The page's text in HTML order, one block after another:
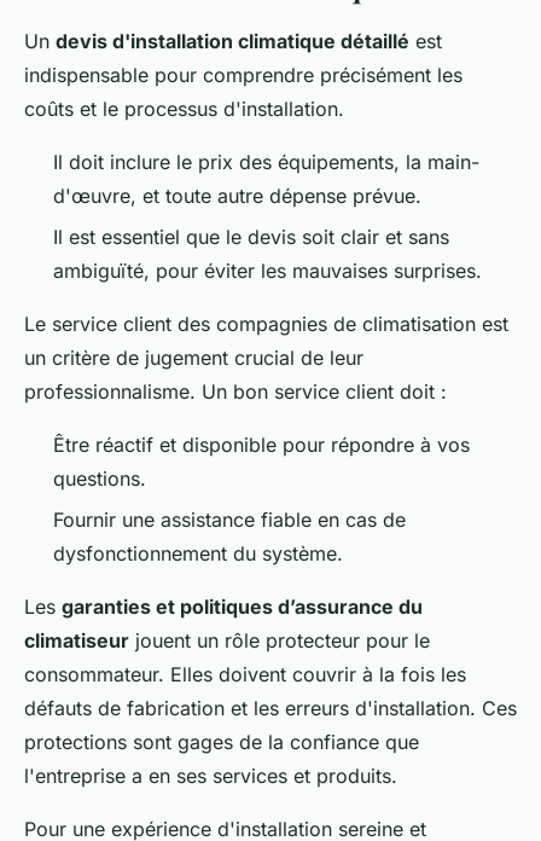
Un devis d'installation climatique détaillé est
indispensable pour comprendre précisément les
coûts et le processus d'installation.
Il doit inclure le prix des équipements, la main-
d'œuvre, et toute autre dépense prévue.
Il est essentiel que le devis soit clair et sans
ambiguïté, pour éviter les mauvaises surprises.
Le service client des compagnies de climatisation est
un critère de jugement crucial de leur
professionnalisme. Un bon service client doit :
Être réactif et disponible pour répondre à vos
questions.
Fournir une assistance fiable en cas de
dysfonctionnement du système.
Les garanties et politiques d’assurance du
climatiseur jouent un rôle protecteur pour le
consommateur. Elles doivent couvrir à la fois les
défauts de fabrication et les erreurs d'installation. Ces
protections sont gages de la confiance que
l'entreprise a en ses services et produits.
Pour une expérience d'installation sereine et